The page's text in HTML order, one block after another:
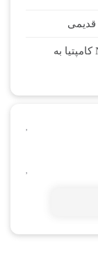
ارائه دوره جدید Network+ 2022 کد N10-008 کامپتیا به